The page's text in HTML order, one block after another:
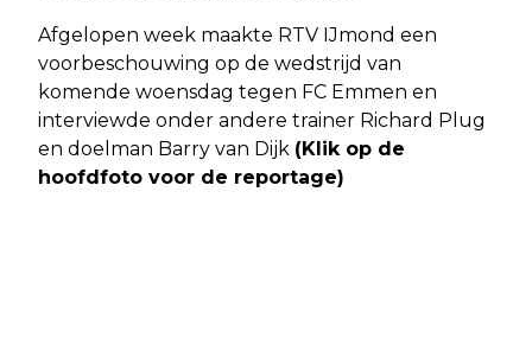
Afgelopen week maakte RTV IJmond een
voorbeschouwing op de wedstrijd van
komende woensdag tegen FC Emmen en
interviewde onder andere trainer Richard Plug
en doelman Barry van Dijk (Klik op de
hoofdfoto voor de reportage)